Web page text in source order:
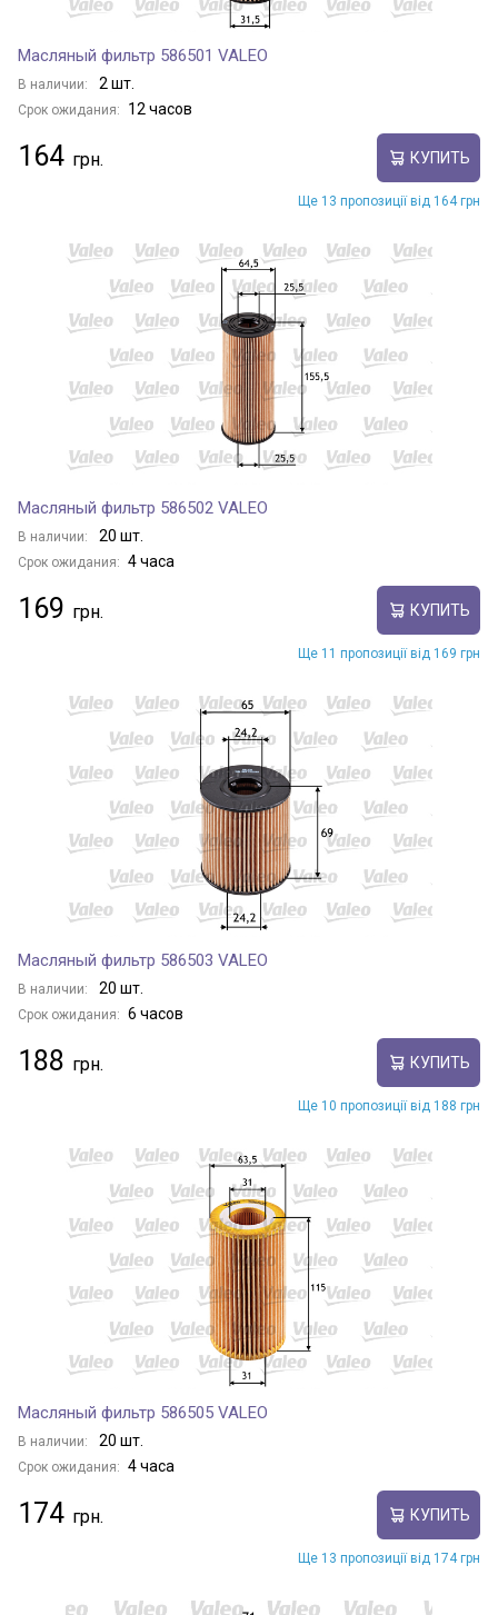
Масляный фильтр 586501 VALEO
В наличии: 2 шт.
Срок ожидания: 12 часов
164 КУПИТЬ
Ще 13 пропозиції від 164 грн
Масляный фильтр 586502 VALEO
В наличии: 20 шт.
Срок ожидания: 4 часа
169 КУПИТЬ
Ще 11 пропозиції від 169 грн
Масляный фильтр 586503 VALEO
В наличии: 20 шт.
Срок ожидания: 6 часов
188 КУПИТЬ
Ще 10 пропозиції від 188 грн
Масляный фильтр 586505 VALEO
В наличии: 20 шт.
Срок ожидания: 4 часа
174 КУПИТЬ
Ще 13 пропозиції від 174 грн